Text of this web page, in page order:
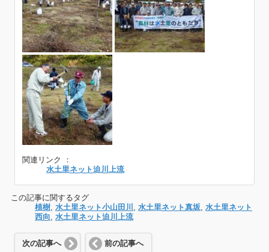
関連リンク ：
水土里ネット迫川上流
この記事に関するタグ
植樹 ,水土里ネット小山田川 ,水土里ネット真坂 ,水土里ネット
西向 ,水土里ネット迫川上流
次の記事へ 前の記事へ